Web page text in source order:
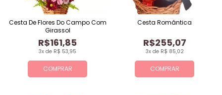
COMPRAR
3x de R$ 53,95
R$161,85
Cesta De Flores Do Campo Com
Girassol
COMPRAR
3x de R$ 85,02
R$255,07
Cesta Romântica